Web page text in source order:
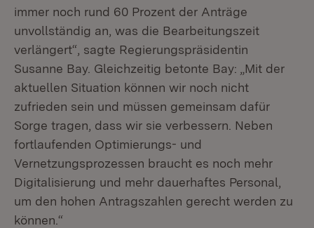
immer noch rund 60 Prozent der Anträge
unvollständig an, was die Bearbeitungszeit
verlängert“, sagte Regierungspräsidentin
Susanne Bay. Gleichzeitig betonte Bay: „Mit der
aktuellen Situation können wir noch nicht
zufrieden sein und müssen gemeinsam dafür
Sorge tragen, dass wir sie verbessern. Neben
fortlaufenden Optimierungs- und
Vernetzungsprozessen braucht es noch mehr
Digitalisierung und mehr dauerhaftes Personal,
um den hohen Antragszahlen gerecht werden zu
können.“